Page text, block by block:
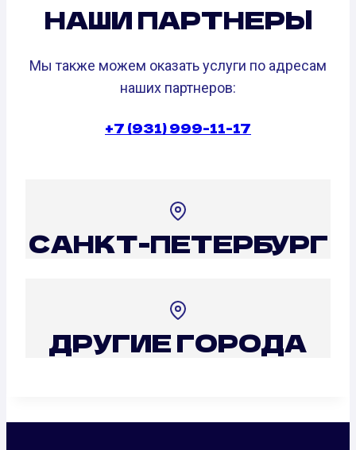
НАШИ ПАРТНЕРЫ
Мы также можем оказать услуги по адресам
наших партнеров:
+7 (931) 999-11-17
САНКТ-ПЕТЕРБУРГ
ДРУГИЕ ГОРОДА